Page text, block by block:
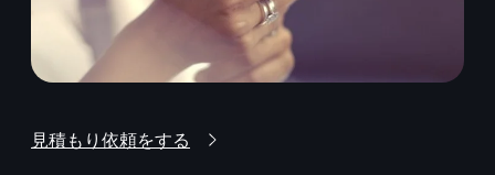
見積もり依頼をする